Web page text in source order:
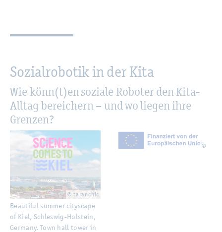
So­zi­al­ro­bo­tik in der Kita
Wie könn(t)en so­zia­le Ro­bo­ter den Kita-
All­tag be­rei­chern – und wo lie­gen ihre
Gren­zen?
© ta­ran­chic
Be­au­ti­ful sum­mer ci­ty­s­cape
of Kiel, Schles­wig-Hol­stein,
Ger­many. Town hall tower in
©